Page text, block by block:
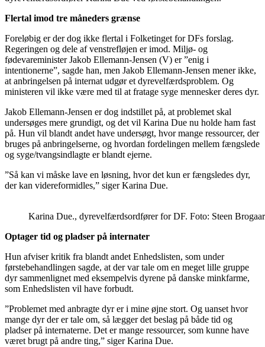
Flertal imod tre måneders grænse
Foreløbig er der dog ikke flertal i Folketinget for DFs forslag.
Regeringen og dele af venstrefløjen er imod. Miljø- og
fødevareminister Jakob Ellemann-Jensen (V) er ”enig i
intentionerne”, sagde han, men Jakob Ellemann-Jensen mener ikke,
at anbringelsen på internat udgør et dyrevelfærdsproblem. Og
ministeren vil ikke være med til at fratage syge mennesker deres dyr.
Jakob Ellemann-Jensen er dog indstillet på, at problemet skal
undersøges mere grundigt, og det vil Karina Due nu holde ham fast
på. Hun vil blandt andet have undersøgt, hvor mange ressourcer, der
bruges på anbringelserne, og hvordan fordelingen mellem fængslede
og syge/tvangsindlagte er blandt ejerne.
”Så kan vi måske lave en løsning, hvor det kun er fængsledes dyr,
der kan videreformidles,” siger Karina Due.
Karina Due., dyrevelfærdsordfører for DF. Foto: Steen
Optager tid og pladser på internater
Hun afviser kritik fra blandt andet Enhedslisten, som under
førstebehandlingen sagde, at der var tale om en meget lille gruppe
dyr sammenlignet med eksempelvis dyrene på danske minkfarme,
som Enhedslisten vil have forbudt.
”Problemet med anbragte dyr er i mine øjne stort. Og uanset hvor
mange dyr der er tale om, så lægger det beslag på både tid og
pladser på internaterne. Det er mange ressourcer, som kunne have
været brugt på andre ting,” siger Karina Due.